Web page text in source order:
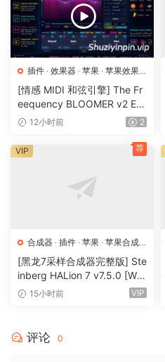
插件 · 效果器 · 苹果 · 苹果效果
器
[情感 MIDI 和弦引擎] The Fr
eequency BLOOMER v2 Em
otional Chord Engine [WiN,
12小时前 2
合成器 · 插件 · 苹果 · 苹果合成
器
[黑龙7采样合成器完整版] Ste
inberg HALion 7 v7.5.0 [Wi
N, MacOSX]（673.3MB+92
15小时前 VIP
VIP 荐
评论 0